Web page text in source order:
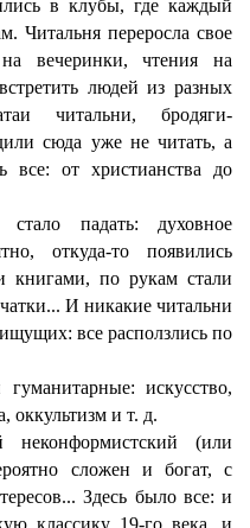
в клубы, где каждый
Читальня переросла свое
вечеринки, чтения на
людей из разных
читальни, бродяги-
сюда уже не читать, а
все: от христианства до
падать: духовное
откуда-то появились
книгами, по рукам стали
И никакие читальни
все расползлись по
искусство,
оккультизм и т. д.
неконформистский (или
сложен и богат, с
Здесь было все: и